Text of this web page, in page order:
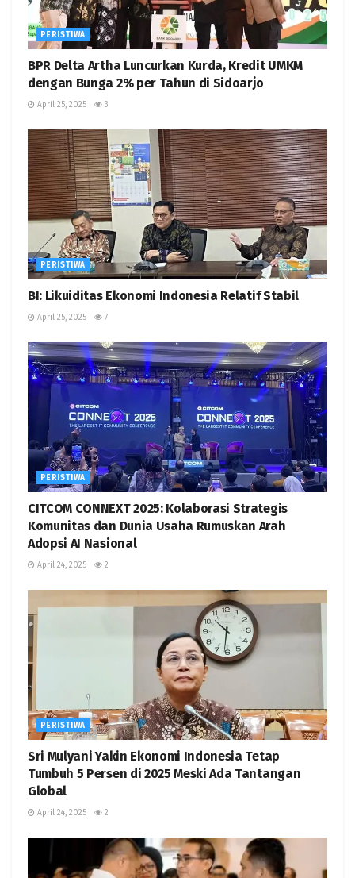
PERISTIWA
BPR Delta Artha Luncurkan Kurda, Kredit UMKM
dengan Bunga 2% per Tahun di Sidoarjo
April 25, 2025 3
PERISTIWA
BI: Likuiditas Ekonomi Indonesia Relatif Stabil
April 25, 2025 7
PERISTIWA
CITCOM CONNEXT 2025: Kolaborasi Strategis
Komunitas dan Dunia Usaha Rumuskan Arah
Adopsi AI Nasional
April 24, 2025 2
PERISTIWA
Sri Mulyani Yakin Ekonomi Indonesia Tetap
Tumbuh 5 Persen di 2025 Meski Ada Tantangan
Global
April 24, 2025 2